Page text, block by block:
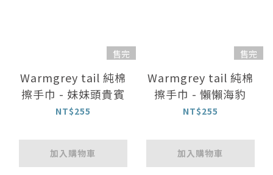
售完
Warmgrey tail 純棉
擦手巾 - 妹妹頭貴賓
NT$255
加入購物車
售完
Warmgrey tail 純棉
擦手巾 - 懶懶海豹
NT$255
加入購物車